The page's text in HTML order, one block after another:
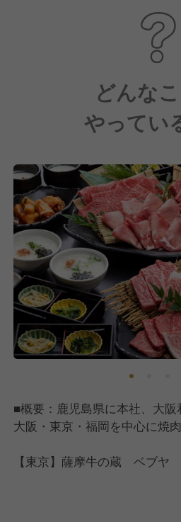
どんな
やってい
■概要：鹿児島県に本社、大阪
大阪・東京・福岡を中心に焼
【東京】薩摩牛の蔵 ベブ
いた空間と「４％の奇跡」で